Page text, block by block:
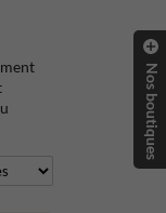
Nos boutiques